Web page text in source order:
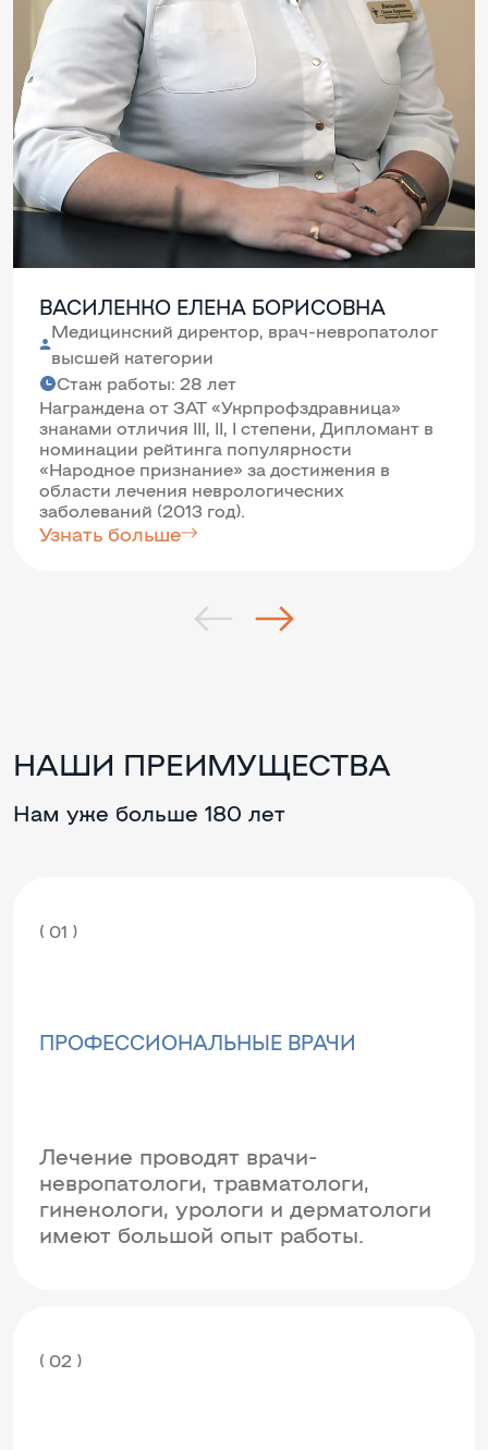
ВАСИЛЕНКО ЕЛЕНА БОРИСОВНА
Медицинский директор, врач-невропатолог
высшей категории
Стаж работы: 28 лет
Награждена от ЗАТ «Укрпрофздравница»
знаками отличия III, II, I степени, Дипломант в
номинации рейтинга популярности
«Народное признание» за достижения в
области лечения неврологических
заболеваний (2013 год).
Узнать больше
НАШИ ПРЕИМУЩЕСТВА
Нам уже больше 180 лет
( 01 )
ПРОФЕССИОНАЛЬНЫЕ ВРАЧИ
Лечение проводят врачи-
невропатологи, травматологи,
гинекологи, урологи и дерматологи
имеют большой опыт работы.
( 02 )